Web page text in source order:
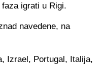
igrati u Rigi.
navedene, na
Izrael, Portugal, Italija,